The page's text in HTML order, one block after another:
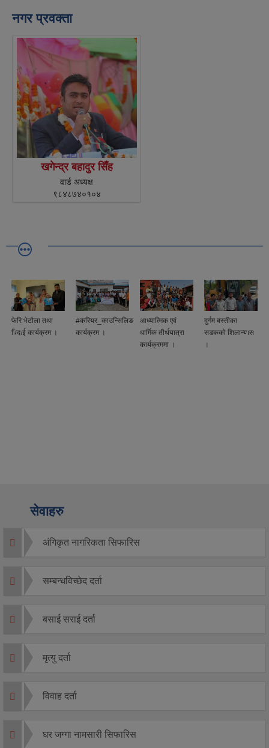
नगर प्रवक्ता
खगेन्द्र बहादुर सिँह
वार्ड अध्यक्ष
९८४८७४०१०४
तथा
।
#करियर_काउन्सिलिङ
कार्यक्रम ।
आध्यात्मिक एवं
धार्मिक तीर्थयात्रा
दुर्गम बस्तीका
सडकको शिलान्यास
।
मोटरेवल
विधिवत रुपमा
सेवाहरु
अंगिकृत नागरिकता सिफारिस
सम्बन्धविच्छेद दर्ता
बसाई सराई दर्ता
मृत्यु दर्ता
विवाह दर्ता
घर जग्गा नामसारी सिफारिस